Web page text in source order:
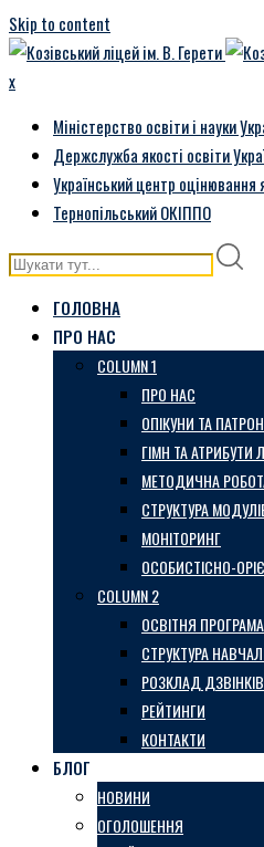
Skip to content
x
Міністерство освіти і науки
Держслужба якості освіти
Український центр оцінювання
Тернопільський ОКІППО
ГОЛОВНА
ПРО НАС
COLUMN 1
ПРО НАС
ОПІКУНИ ТА
ГІМН ТА АТРИБУТИ
МЕТОДИЧНА
СТРУКТУРА
МОНІТОРИНГ
ОСОБИСТІСНО-
COLUMN 2
ОСВІТНЯ ПРОГРАМА
СТРУКТУРА
РОЗКЛАД ДЗВІНКІВ
РЕЙТИНГИ
КОНТАКТИ
БЛОГ
НОВИНИ
ОГОЛОШЕННЯ